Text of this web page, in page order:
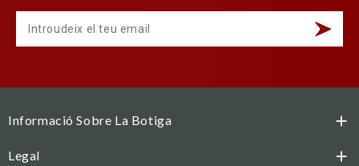
Informació Sobre La Botiga 
Legal 